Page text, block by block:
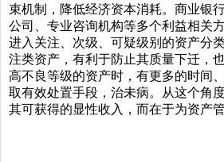
束机制，降低经济资本消耗。商业银
公司、专业咨询机构等多个利益相关
进入关注、次级、可疑级别的资产分
注类资产，有利于防止其质量下迁，
高不良等级的资产时，有更多的时间
取有效处置手段，治未病。从这个角
其可获得的显性收入，而在于为资